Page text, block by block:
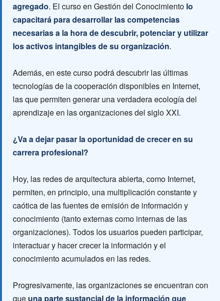
agregado. El curso en Gestión del Conocimiento lo
capacitará para desarrollar las competencias
necesarias a la hora de descubrir, potenciar y utilizar
los activos intangibles de su organización.
Además, en este curso podrá descubrir las últimas
tecnologías de la cooperación disponibles en Internet,
las que permiten generar una verdadera ecología del
aprendizaje en las organizaciones del siglo XXI.
¿Va a dejar pasar la oportunidad de crecer en su
carrera profesional?
Hoy, las redes de arquitectura abierta, como Internet,
permiten, en principio, una multiplicación constante y
caótica de las fuentes de emisión de información y
conocimiento (tanto externas como internas de las
organizaciones). Todos los usuarios pueden participar,
interactuar y hacer crecer la información y el
conocimiento acumulados en las redes.
Progresivamente, las organizaciones se encuentran con
que una parte sustancial de la información que